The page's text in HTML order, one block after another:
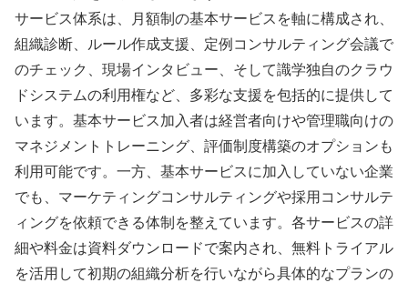
サービス体系は、月額制の基本サービスを軸に構成され、
組織診断、ルール作成支援、定例コンサルティング会議で
のチェック、現場インタビュー、そして識学独自のクラウ
ドシステムの利用権など、多彩な支援を包括的に提供して
います。基本サービス加入者は経営者向けや管理職向けの
マネジメントトレーニング、評価制度構築のオプションも
利用可能です。一方、基本サービスに加入していない企業
でも、マーケティングコンサルティングや採用コンサルテ
ィングを依頼できる体制を整えています。各サービスの詳
細や料金は資料ダウンロードで案内され、無料トライアル
を活用して初期の組織分析を行いながら具体的なプランの